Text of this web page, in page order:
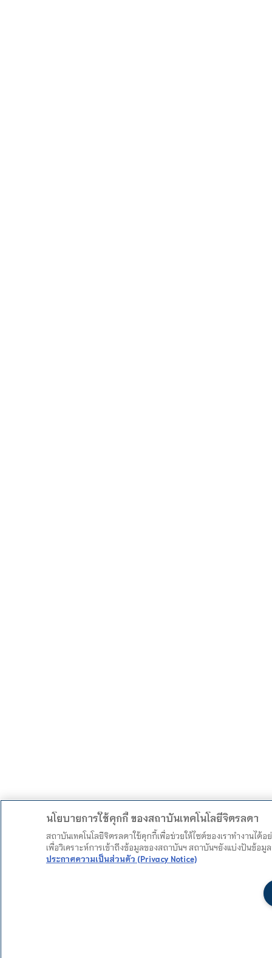
นโยบายการใช้คุกกี้ ของสถาบันเทคโนโลยีจิตรลดา
สถาบันเทคโนโลยีจิตรลดาใช้คุกกี้เพื่อช่วยให้ไซต์ของเราทำงานไ
เพื่อวิเคราะห์การเข้าถึงข้อมูลของสถาบันฯ สถาบันฯยังแบ่งปันข้อ
ประกาศความเป็นส่วนตัว (Privacy Notice)